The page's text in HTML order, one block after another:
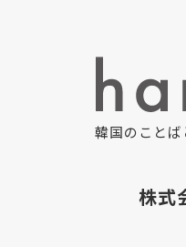
韓国のこと
株式